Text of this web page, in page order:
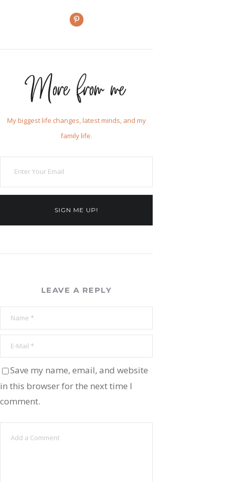
More from me
My biggest life changes, latest minds, and my
family life.
SIGN ME UP!
LEAVE A REPLY
Save my name, email, and website
in this browser for the next time I
comment.